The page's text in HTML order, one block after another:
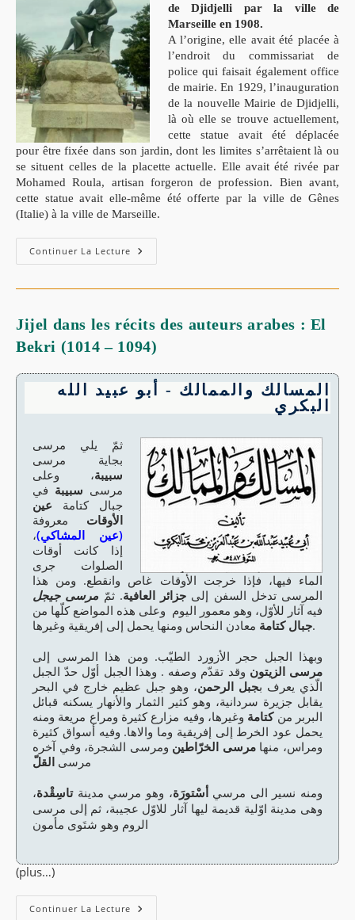
de Djidjelli par la ville de
Marseille en 1908.
A l’origine, elle avait été placée à
l’endroit du commissariat de
police qui faisait également office
de mairie. En 1929, l’inauguration
de la nouvelle Mairie de Djidjelli,
là où elle se trouve actuellement,
cette statue avait été déplacée
pour être fixée dans son jardin, dont les limites s’arrêtaient là ou
se situent celles de la placette actuelle. Elle avait été rivée par
Mohamed Roula, artisan forgeron de profession. Bien avant,
cette statue avait elle-même été offerte par la ville de Gênes
(Italie) à la ville de Marseille.
Continuer La Lecture
Jijel dans les récits des auteurs arabes : El
Bekri (1014 – 1094)
المسالك والممالك - أبو عبيد الله
البكري
ثمّ يلي مرسى
بجاية مرسى
سبيبة، وعلى
مرسى سبيبة في
جبال كتامة عين
الأوقات معروفة
(عين المشاكي)،
إذا كانت أوقات
الصلوات جرى
الماء فيها، فإذا خرجت الأوقات غاص وانقطع. ومن هذا
المرسى تدخل السفن إلى جزائر العافية. ثمّ مرسى جيجل
فيه آثار للأوّل، وهو معمور اليوم وعلى هذه المواضع كلّها من
جبال كتامةمعادن النحاس ومنها يحمل إلى إفريقية وغيرها.
وبهذا الجبل حجر الأزورد الطيّب. ومن هذا المرسى إلى
مرسى الزيتون وقد تقدّم وصفه . وهذا الجبل أوّل حدّ الجبل
الّذي يعرف بجبل الرحمن، وهو جبل عظيم خارج في البحر
يقابل جزيرة سردانية، وهو كثير الثمار والأنهار يسكنه قبائل
البربر من كتامة وغيرها، وفيه مزارع كثيرة ومراع مريعة ومنه
يحمل عود الخرط إلى إفريقية وما والاها. وفيه أسواق كثيرة
ومراس، منهامرسى الخرّاطين ومرسى الشجرة، وفي آخره
مرسى القلّ
ومنه نسير الى مرسي أسْتورَة، وهو مرسي مدينةتاسِقْدة،
وهى مدينة اوّلية قديمة ليها آثار للاوّل عجيبة، ثم إلى مرسى
الروم وهو شتَوى مأمون
(plus…)
Continuer La Lecture